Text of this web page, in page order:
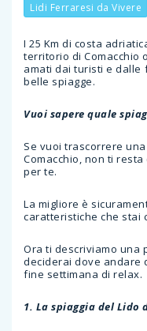
Lidi Ferraresi da Vivere
I 25 Km di costa
territorio di Comacchio
amati dai turisti e dalle
belle spiagge.
Vuoi sapere quale
Se vuoi trascorrere
Comacchio, non ti
per te.
La migliore è
caratteristiche che stai
Ora ti descriviamo una
deciderai dove andare
fine settimana di relax.
1. La spiaggia del Lido